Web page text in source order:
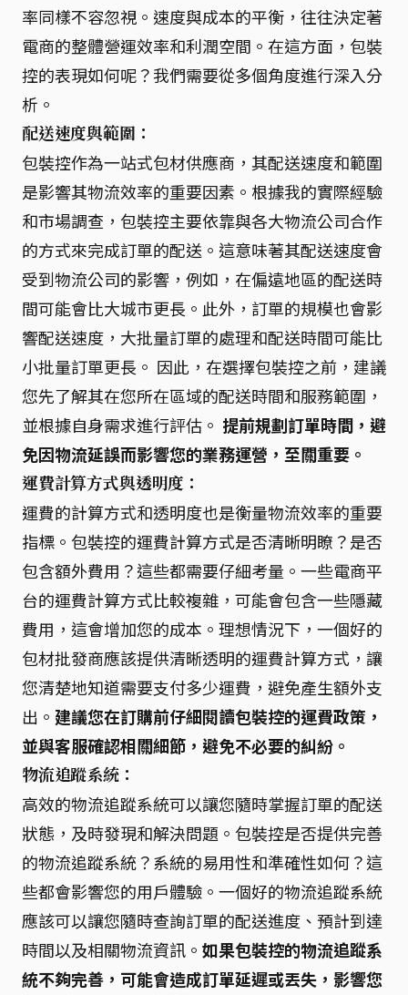
率同樣不容忽視。速度與成本的平衡，往往決定著
電商的整體營運效率和利潤空間。在這方面，包裝
控的表現如何呢？我們需要從多個角度進行深入分
析。
配送速度與範圍：
包裝控作為一站式包材供應商，其配送速度和範圍
是影響其物流效率的重要因素。根據我的實際經驗
和市場調查，包裝控主要依靠與各大物流公司合作
的方式來完成訂單的配送。這意味著其配送速度會
受到物流公司的影響，例如，在偏遠地區的配送時
間可能會比大城市更長。此外，訂單的規模也會影
響配送速度，大批量訂單的處理和配送時間可能比
小批量訂單更長。 因此，在選擇包裝控之前，建議
您先了解其在您所在區域的配送時間和服務範圍，
並根據自身需求進行評估。 提前規劃訂單時間，避
免因物流延誤而影響您的業務運營，至關重要。
運費計算方式與透明度：
運費的計算方式和透明度也是衡量物流效率的重要
指標。包裝控的運費計算方式是否清晰明瞭？是否
包含額外費用？這些都需要仔細考量。一些電商平
台的運費計算方式比較複雜，可能會包含一些隱藏
費用，這會增加您的成本。理想情況下，一個好的
包材批發商應該提供清晰透明的運費計算方式，讓
您清楚地知道需要支付多少運費，避免產生額外支
出。 建議您在訂購前仔細閱讀包裝控的運費政策，
並與客服確認相關細節，避免不必要的糾紛。
物流追蹤系統：
高效的物流追蹤系統可以讓您隨時掌握訂單的配送
狀態，及時發現和解決問題。包裝控是否提供完善
的物流追蹤系統？系統的易用性和準確性如何？這
些都會影響您的用戶體驗。一個好的物流追蹤系統
應該可以讓您隨時查詢訂單的配送進度、預計到達
時間以及相關物流資訊。 如果包裝控的物流追蹤系
統不夠完善，可能會造成訂單延遲或丟失，影響您